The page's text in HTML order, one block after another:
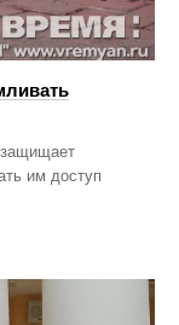
защищает
им доступ